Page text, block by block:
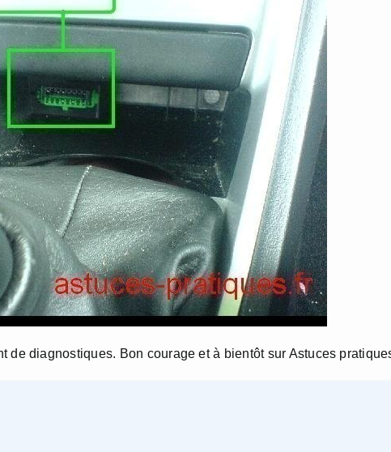
de diagnostiques. Bon courage et à bientôt sur Astuces